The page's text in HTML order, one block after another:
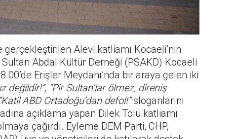
gerçekleştirilen Alevi katliamı Kocaeli’nin
Abdal Kültür Derneği (PSAKD) Kocaeli
Erişler Meydanı’nda bir araya gelen iki
değildir!”, “Pir Sultan’lar ölmez, direniş
ABD Ortadoğu’dan defol!”sloganlarını
açıklama yapan Dilek Tolu katliamı
çağırdı. Eyleme DEM Parti, CHP,